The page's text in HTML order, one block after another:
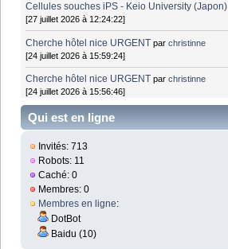
Cellules souches iPS - Keio University (Japon)
[27 juillet 2026 à 12:24:22]
Cherche hôtel nice URGENT parchristinne
[24 juillet 2026 à 15:59:24]
Cherche hôtel nice URGENT parchristinne
[24 juillet 2026 à 15:56:46]
Qui est en ligne
Invités: 713
Robots: 11
Caché: 0
Membres: 0
Membres en ligne:
DotBot
Baidu (10)